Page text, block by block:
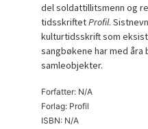
del soldattillitsmenn og
tidsskriftetProfil.
kulturtidsskrift som
sangbøkene har med
samleobjekter.
Forfatter: N/A
Forlag: Profil
ISBN: N/A